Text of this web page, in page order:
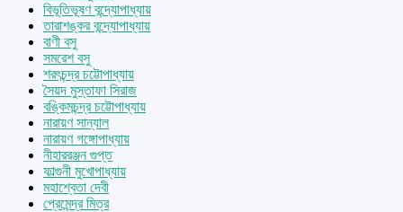
বিভূতিভূষণ বন্দ্যোপাধ্যায়
তারাশঙ্কর বন্দ্যোপাধ্যায়
বাণী বসু
সমরেশ বসু
শরৎচন্দ্র চট্টোপাধ্যায়
সৈয়দ মুস্তাফা সিরাজ
বঙ্কিমচন্দ্র চট্টোপাধ্যায়
নারায়ণ সান্যাল
নারায়ণ গঙ্গোপাধ্যায়
নীহাররঞ্জন গুপ্ত
ফাল্গুনী মুখোপাধ্যায়
মহাশ্বেতা দেবী
প্রেমেন্দ্র মিত্র